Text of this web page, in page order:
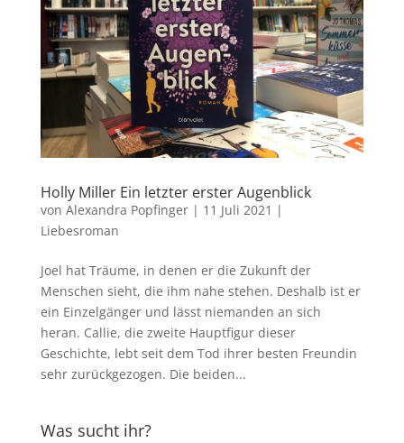
Holly Miller Ein letzter erster Augenblick
von Alexandra Popfinger| 11 Juli 2021 |
Liebesroman
Joel hat Träume, in denen er die Zukunft der
Menschen sieht, die ihm nahe stehen. Deshalb ist er
ein Einzelgänger und lässt niemanden an sich
heran. Callie, die zweite Hauptfigur dieser
Geschichte, lebt seit dem Tod ihrer besten Freundin
sehr zurückgezogen. Die beiden...
Was sucht ihr?